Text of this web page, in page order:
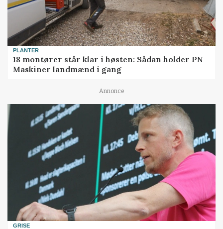
PLANTER
18 montører står klar i høsten: Sådan holder PN
Maskiner landmænd i gang
Annonce
GRISE